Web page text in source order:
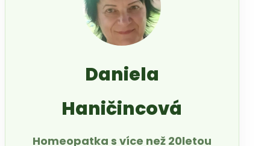
Daniela
Haničincová
Homeopatka s více než 20letou